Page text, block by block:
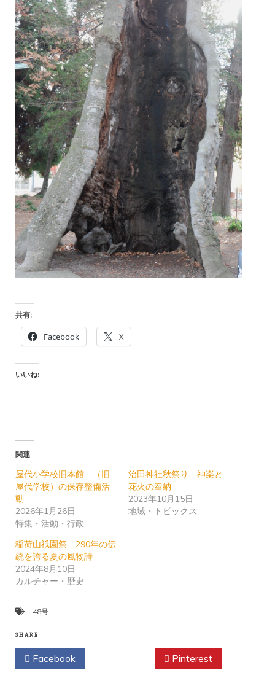
共有:
Facebook X
いいね:
関連
屋代小学校旧本館 （旧
屋代学校）の保存整備活
動
2026年1月26日
特集・活動・行政
治田神社秋祭り 神楽と
花火の奉納
2023年10月15日
地域・トピックス
稲荷山祇園祭 290年の伝
統を誇る夏の風物詩
2024年8月10日
カルチャー・歴史
48号
SHARE
Facebook Pinterest